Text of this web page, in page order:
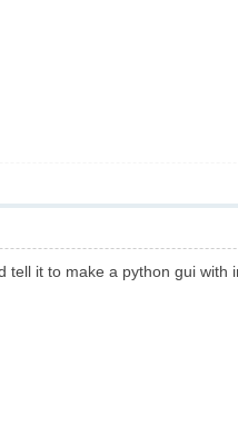
it to make a python gui with